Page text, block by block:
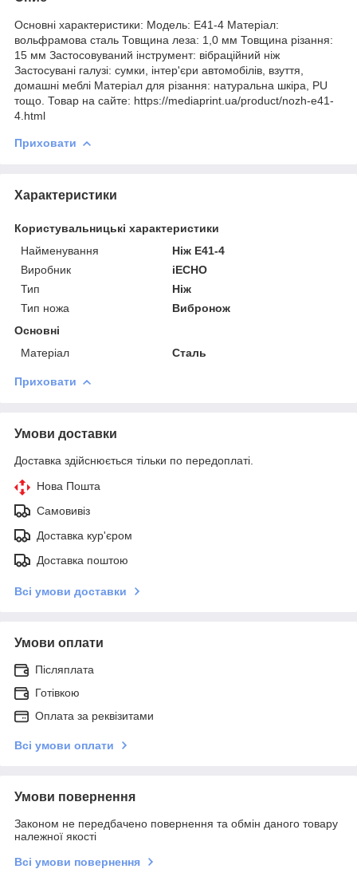
Основні характеристики: Модель: E41-4 Матеріал:
вольфрамова сталь Товщина леза: 1,0 мм Товщина різання:
15 мм Застосовуваний інструмент: вібраційний ніж
Застосувані галузі: сумки, інтер'єри автомобілів, взуття,
домашні меблі Матеріал для різання: натуральна шкіра, PU
тощо. Товар на сайте: https://mediaprint.ua/product/nozh-e41-
4.html
Приховати
Характеристики
Користувальницькі характеристики
Найменування
Ніж E41-4
Виробник
iECHO
Тип
Ніж
Тип ножа
Вибронож
Основні
Матеріал
Сталь
Приховати
Умови доставки
Доставка здійснюється тільки по передоплаті.
Нова Пошта
Самовивіз
Доставка кур'єром
Доставка поштою
Всі умови доставки
Умови оплати
Післяплата
Готівкою
Оплата за реквізитами
Всі умови оплати
Умови повернення
Законом не передбачено повернення та обмін даного товару
належної якості
Всі умови повернення